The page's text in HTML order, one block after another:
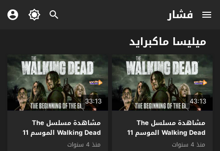
فشار
ميليسا ماكبرايد
43:13
مشاهدة مسلسل The
Walking Dead الموسم 11
الحلقة 15 مترجم
منذ 4 سنوات
33:13
مشاهدة مسلسل The
Walking Dead الموسم 11
الحلقة 14 مترجم
منذ 4 سنوات